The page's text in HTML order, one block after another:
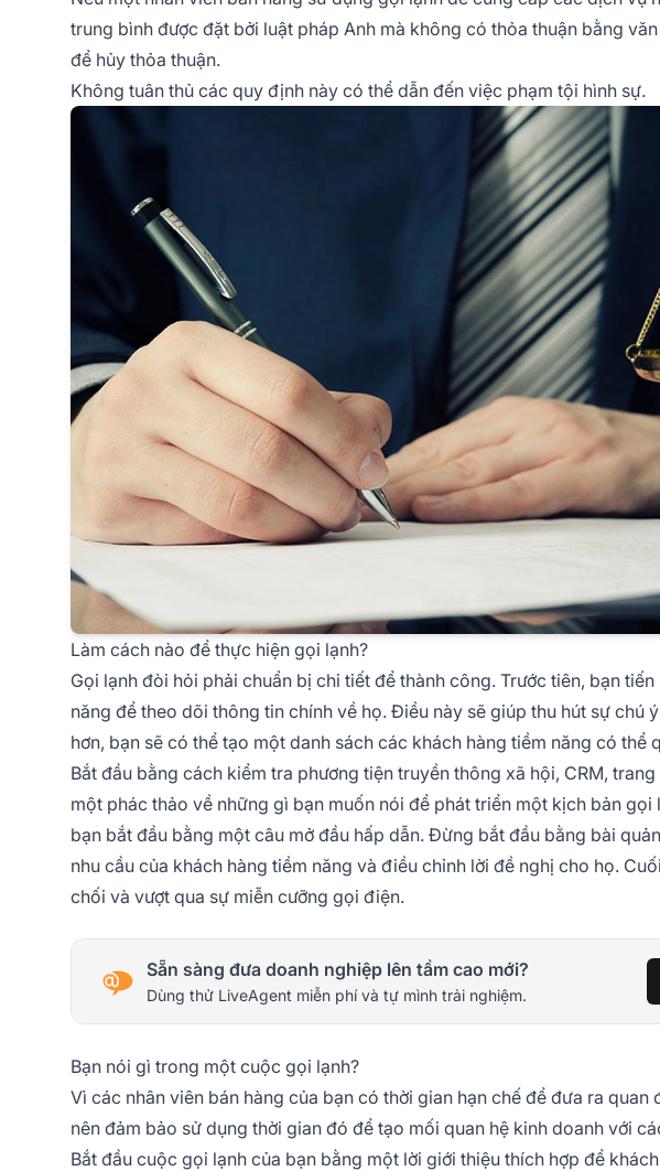
trung bình được đặt bởi luật pháp Anh mà không có thỏa thuận bằng
để hủy thỏa thuận.
Không tuân thủ các quy định này có thể dẫn đến việc phạm tội hình sự.
Làm cách nào để thực hiện gọi lạnh?
Gọi lạnh đòi hỏi phải chuẩn bị chi tiết để thành công. Trước tiên, bạn
năng để theo dõi thông tin chính về họ. Điều này sẽ giúp thu hút sự chú
hơn, bạn sẽ có thể tạo một danh sách các khách hàng tiềm năng có thể
Bắt đầu bằng cách kiểm tra phương tiện truyền thông xã hội, CRM,
một phác thảo về những gì bạn muốn nói để phát triển một kịch bản
bạn bắt đầu bằng một câu mở đầu hấp dẫn. Đừng bắt đầu bằng bài
nhu cầu của khách hàng tiềm năng và điều chỉnh lời đề nghị cho họ.
chối và vượt qua sự miễn cưỡng gọi điện.
Sẵn sàng đưa doanh nghiệp lên tầm cao mới?
Dùng thử LiveAgent miễn phí và tự mình trải nghiệm.
Bạn nói gì trong một cuộc gọi lạnh?
Vì các nhân viên bán hàng của bạn có thời gian hạn chế để đưa ra
nên đảm bảo sử dụng thời gian đó để tạo mối quan hệ kinh doanh với
Bắt đầu cuộc gọi lạnh của bạn bằng một lời giới thiệu thích hợp để